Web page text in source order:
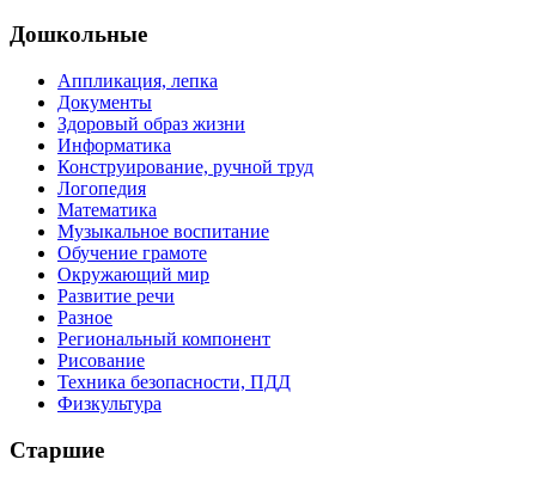
Дошкольные
Аппликация, лепка
Документы
Здоровый образ жизни
Информатика
Конструирование, ручной труд
Логопедия
Математика
Музыкальное воспитание
Обучение грамоте
Окружающий мир
Развитие речи
Разное
Региональный компонент
Рисование
Техника безопасности, ПДД
Физкультура
Старшие